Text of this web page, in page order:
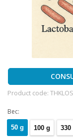
Product code:
Вес:
50 g 100 g 330